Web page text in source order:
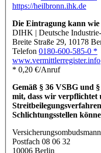
https://heilbronn.ihk.de
Die Eintragung kann
DIHK | Deutsche
Breite Straße 29, 10178
Telefon 0180-600-585-0 *
www.vermittlerregister.info
* 0,20 €/Anruf
Gemäß § 36 VSBG und
mit, dass wir verpflichtet
Schlichtungsstellen
Postfach 08 06 32
10006 Berlin